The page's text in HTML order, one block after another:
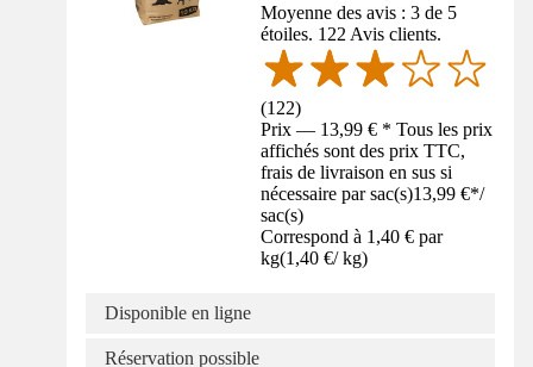
Moyenne des avis : 3 de 5
étoiles. 122 Avis clients.
(122)
Prix — 13,99 € * Tous les prix
affichés sont des prix TTC,
frais de livraison en sus si
nécessaire par sac(s)13,99 €*/
sac(s)
Correspond à 1,40 € par
kg(1,40 €/ kg)
Disponible en ligne
Réservation possible